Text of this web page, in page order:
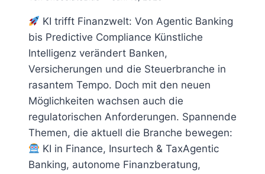
KI trifft Finanzwelt: Von Agentic Banking
bis Predictive Compliance Künstliche
Intelligenz verändert Banken,
Versicherungen und die Steuerbranche in
rasantem Tempo. Doch mit den neuen
Möglichkeiten wachsen auch die
regulatorischen Anforderungen. Spannende
Themen, die aktuell die Branche bewegen:
KI in Finance, Insurtech & TaxAgentic
Banking, autonome Finanzberatung,